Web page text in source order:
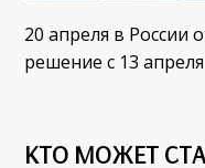
20 апреля в России
решение с 13
КТО МОЖЕТ